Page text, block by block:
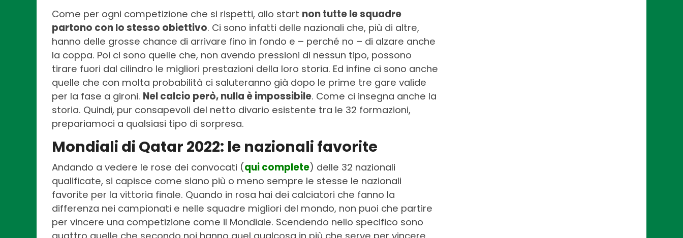
Come per ogni competizione che si rispetti, allo start non tutte le squadre
partono con lo stesso obiettivo. Ci sono infatti delle nazionali che, più di altre,
hanno delle grosse chance di arrivare fino in fondo e – perché no – di alzare anche
la coppa. Poi ci sono quelle che, non avendo pressioni di nessun tipo, possono
tirare fuori dal cilindro le migliori prestazioni della loro storia. Ed infine ci sono anche
quelle che con molta probabilità ci saluteranno già dopo le prime tre gare valide
per la fase a gironi. Nel calcio però, nulla è impossibile. Come ci insegna anche la
storia. Quindi, pur consapevoli del netto divario esistente tra le 32 formazioni,
prepariamoci a qualsiasi tipo di sorpresa.
Mondiali di Qatar 2022: le nazionali favorite
Andando a vedere le rose dei convocati (qui complete) delle 32 nazionali
qualificate, si capisce come siano più o meno sempre le stesse le nazionali
favorite per la vittoria finale. Quando in rosa hai dei calciatori che fanno la
differenza nei campionati e nelle squadre migliori del mondo, non puoi che partire
per vincere una competizione come il Mondiale. Scendendo nello specifico sono